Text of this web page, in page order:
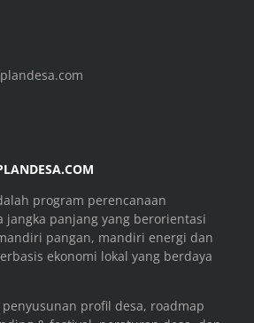
program perencanaan
jangka panjang yang berorientasi
pangan, mandiri energi dan
ekonomi lokal yang berdaya
profil desa, roadmap